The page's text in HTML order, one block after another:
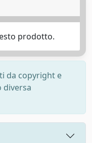
prodotto.
da copyright e
diversa